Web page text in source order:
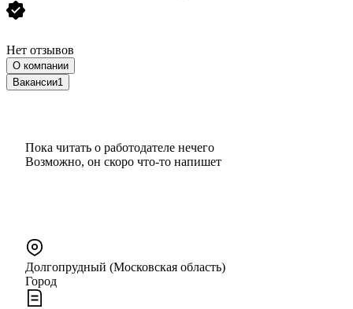
Нет отзывов
О компании
Вакансии1
Пока читать о работодателе нечего
Возможно, он скоро что‑то напишет
Долгопрудный (Московская область)
Город